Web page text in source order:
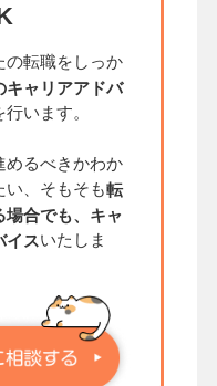
の転職をしっか
キャリアアドバ
行います。
めるべきかわか
い、そもそも転
合でも、キャ
イスいたしま